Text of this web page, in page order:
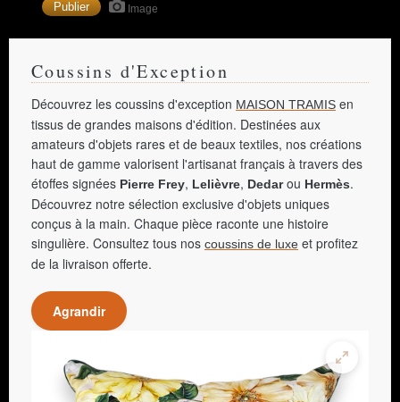
s'effondre finalement au bout de 12 ans.
Image
Coussins d'Exception
Découvrez les coussins d'exception MAISON TRAMIS en
tissus de grandes maisons d'édition. Destinées aux
amateurs d'objets rares et de beaux textiles, nos créations
haut de gamme valorisent l'artisanat français à travers des
étoffes signées Pierre Frey, Lelièvre, Dedarou Hermès.
Découvrez notre sélection exclusive d'objets uniques
conçus à la main. Chaque pièce raconte une histoire
singulière. Consultez tous nos coussins de luxe et profitez
de la livraison offerte.
Agrandir